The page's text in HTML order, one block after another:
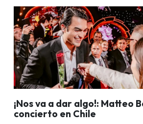
¡Nos va a dar algo!: Matteo
concierto en Chile